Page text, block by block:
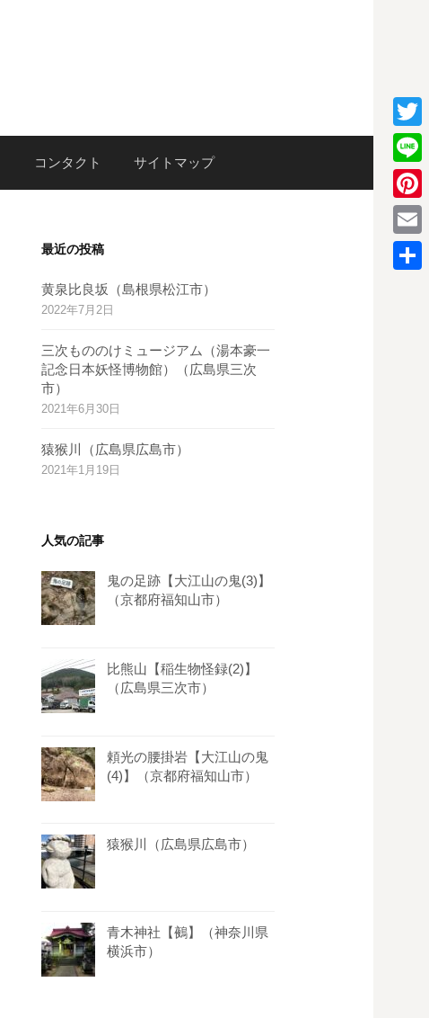
コンタクト サイトマップ
最近の投稿
黄泉比良坂（島根県松江市）
2022年7月2日
三次もののけミュージアム（湯本豪一
記念日本妖怪博物館）（広島県三次
市）
2021年6月30日
猿猴川（広島県広島市）
2021年1月19日
人気の記事
鬼の足跡【大江山の鬼(3)】
（京都府福知山市）
比熊山【稲生物怪録(2)】
（広島県三次市）
頼光の腰掛岩【大江山の鬼
(4)】（京都府福知山市）
猿猴川（広島県広島市）
青木神社【鵺】（神奈川県
横浜市）
T
w
i
L
i
n
e
P
i
n
E